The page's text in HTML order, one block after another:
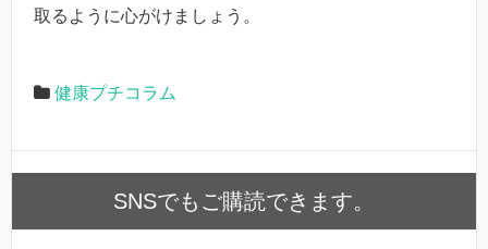
取るように心がけましょう。
健康プチコラム
SNSでもご購読できます。